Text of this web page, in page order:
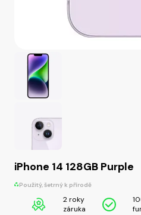
iPhone 14 128GB Purple
Použitý, šetrný k přírodě
2 roky
záruka